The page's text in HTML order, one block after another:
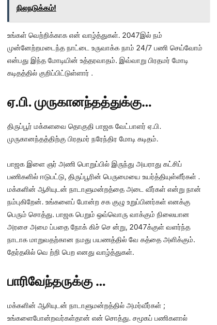
நிலநடுக்கம்!
உங்கள் வெற்றிக்காக என் வாழ்த்துகள். 2047இல் நம்
முன்னேற்றமடைந்த நாட்டை உருவாக்க நாம் 24/7 பணி செய்வோம்
என்பது இந்த மோடியின் உத்தரவாதம். இவ்வாறு பிரதமர் மோடி
கடிதத்தில் குறிப்பிட்டுள்ளார் .
ஏ.பி. முருகானந்தத்துக்கு…
திருப்பூர் மக்களவை தொகுதி பாஜக வேட்பாளர் ஏ.பி.
முருகானந்தத்திற்கு பிரதமர் நரேந்திர மோடி கடிதம்.
பாஜக இளை ஞர் அணி பொறுப்பில் இருந்து அயராது கட்சிப்
பணிகளில் ஈடுபட்டு, திருப்பூரின் பெருமையை உயர்த்தியுள்ளீர்கள் .
மக்களின் ஆசியுடன் நாடாளுமன்றத்தை அடை வீர்கள் என்று நான்
நம்புகிறேன். உங்களைப் போன்ற சக குழு உறுப்பினர்கள் எனக்கு
பெரும் சொத்து. பாஜக பெறும் ஒவ்வொரு வாக்கும் நிலையான
அரசை அமை ப்பதை நோக் கிச் செ ன்று, 2047க்குள் வளர்ந்த
நாடாக மாறுவதற்கான நமது பயணத்தில் வே கத்தை அளிக்கும்.
தேர்தலில் வெ ற்றி பெற எனது வாழ்த்துகள்.
பாரிவேந்தருக்கு …
மக்களின் ஆசியுடன் நாடாளுமன்றத்தில் அமர்வீர்கள் ;
உங்களைபோன்றவர்கள்தான் என் சொத்து. சமூகப் பணிகளால்